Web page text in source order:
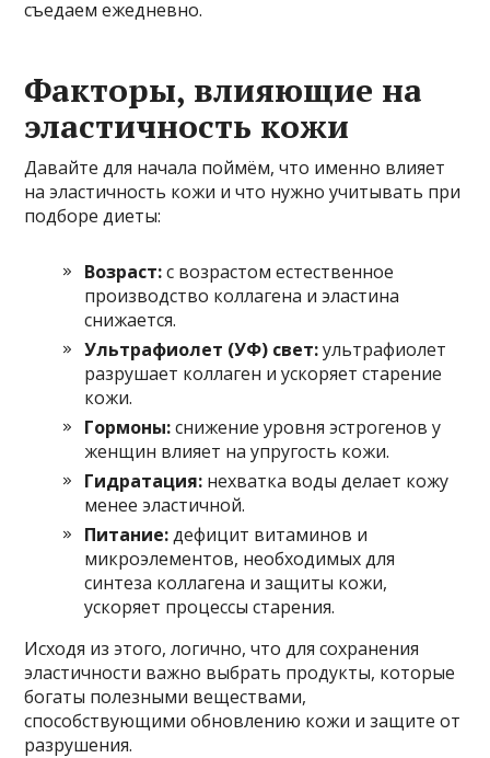
съедаем ежедневно.
Факторы, влияющие на
эластичность кожи
Давайте для начала поймём, что именно влияет
на эластичность кожи и что нужно учитывать при
подборе диеты:
Возраст:с возрастом естественное
производство коллагена и эластина
снижается.
Ультрафиолет (УФ) свет:ультрафиолет
разрушает коллаген и ускоряет старение
кожи.
Гормоны:снижение уровня эстрогенов у
женщин влияет на упругость кожи.
Гидратация: нехватка воды делает кожу
менее эластичной.
Питание:дефицит витаминов и
микроэлементов, необходимых для
синтеза коллагена и защиты кожи,
ускоряет процессы старения.
Исходя из этого, логично, что для сохранения
эластичности важно выбрать продукты, которые
богаты полезными веществами,
способствующими обновлению кожи и защите от
разрушения.